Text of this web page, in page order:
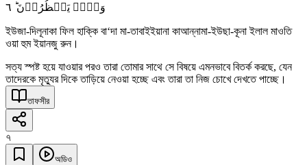
وَہُمۡ یَنۡظُرُوۡنَ ؕ ٦
ইউজা-দিলূনাকা ফিল হাক্কি বা‘দা মা-তাবাইইয়ানা কাআন্নামা-ইউছা-কূনা ইলাল মাওতি
ওয়া হুম ইয়ানজু রুন।
সত্য স্পষ্ট হয়ে যাওয়ার পরও তারা তোমার সাথে সে বিষয়ে এমনভাবে বিতর্ক করছে, যেন
তাদেরকে মৃত্যুর দিকে তাড়িয়ে নেওয়া হচ্ছে এবং তারা তা নিজ চোখে দেখতে পাচ্ছে।
তাফসীর
৭
অডিও